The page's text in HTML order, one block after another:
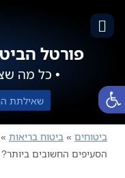
פתח סרגל נגישות
פורטל
• כל מה
ביטוחים » ביטוח בריאות »
הסעיפים החשובים ביותר?